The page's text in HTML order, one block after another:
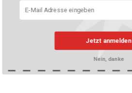
Jetzt anmelden
Nein, danke